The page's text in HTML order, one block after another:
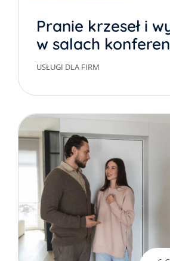
Pranie krzeseł i
w salach
Warszawa
USŁUGI DLA FIRM